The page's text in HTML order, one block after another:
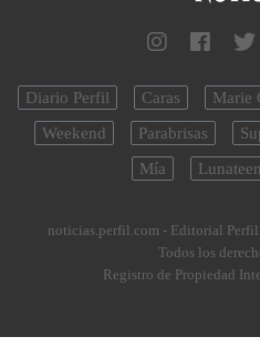
Diario Perfil Caras Marie
Weekend
Parabrisas
Mía
Lunateen
noticias.perfil.com - Editorial Perfil
Todos los
Registro de Propiedad